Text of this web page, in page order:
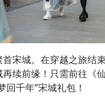
城。在穿越之旅结
续前缘！只需前往《
回千年”宋城礼包！